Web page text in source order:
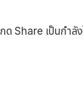
ด Share เป็นกำลั